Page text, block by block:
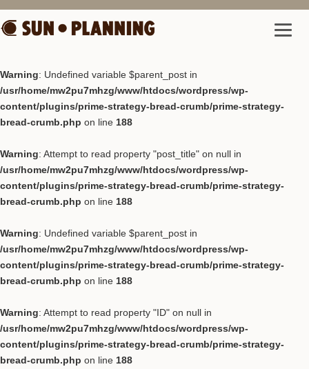
Warning: Undefined variable $parent_post in
/usr/home/mw2pu7mhzg/www/htdocs/wordpress/wp-
content/plugins/prime-strategy-bread-crumb/prime-strategy-
bread-crumb.php on line 188
Warning: Attempt to read property "post_title" on null in
/usr/home/mw2pu7mhzg/www/htdocs/wordpress/wp-
content/plugins/prime-strategy-bread-crumb/prime-strategy-
bread-crumb.php on line 188
Warning: Undefined variable $parent_post in
/usr/home/mw2pu7mhzg/www/htdocs/wordpress/wp-
content/plugins/prime-strategy-bread-crumb/prime-strategy-
bread-crumb.php on line 188
Warning: Attempt to read property "ID" on null in
/usr/home/mw2pu7mhzg/www/htdocs/wordpress/wp-
content/plugins/prime-strategy-bread-crumb/prime-strategy-
bread-crumb.php on line 188